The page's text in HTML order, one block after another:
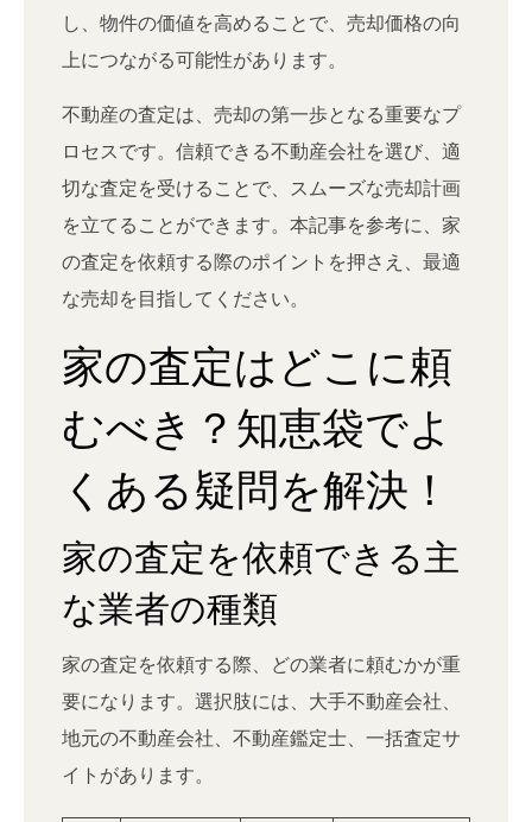
し、物件の価値を高めることで、売却価格の向
上につながる可能性があります。
不動産の査定は、売却の第一歩となる重要なプ
ロセスです。信頼できる不動産会社を選び、適
切な査定を受けることで、スムーズな売却計画
を立てることができます。本記事を参考に、家
の査定を依頼する際のポイントを押さえ、最適
な売却を目指してください。
家の査定はどこに頼
むべき？知恵袋でよ
くある疑問を解決！
家の査定を依頼できる主
な業者の種類
家の査定を依頼する際、どの業者に頼むかが重
要になります。選択肢には、大手不動産会社、
地元の不動産会社、不動産鑑定士、一括査定サ
イトがあります。